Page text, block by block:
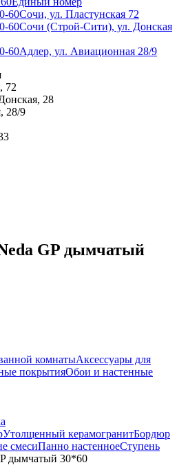
60Сочи, ул. Пластунская 72
60Сочи (Строй-Сити), ул. Донская
60Адлер, ул. Авиационная 28/9
72
28
28/9
GP дымчатый
комнатыАксессуары для
покрытияОбои и настенные
Утолщенный керамогранитБордюр
смесиПанно настенноеСтупень
дымчатый 30*60